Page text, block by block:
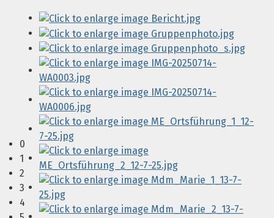
0
1
2
3
4